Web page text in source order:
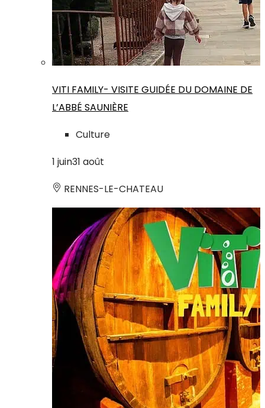
VITI FAMILY- VISITE GUIDÉE DU DOMAINE DE
L’ABBÉ SAUNIÈRE
Culture
1 juin31 août
RENNES-LE-CHATEAU